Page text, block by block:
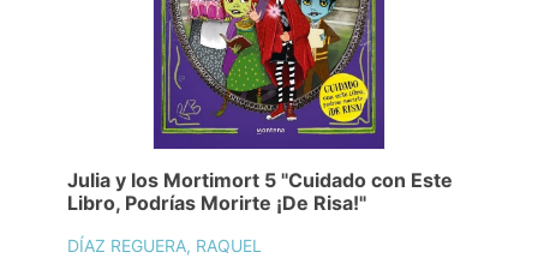
Julia y los Mortimort 5 "Cuidado con Este
Libro, Podrías Morirte ¡De Risa!"
DÍAZ REGUERA, RAQUEL